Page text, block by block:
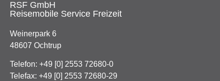
RSF GmbH
Reisemobile Service Freizeit
Weinerpark 6
48607 Ochtrup
Telefon: +49 [0] 2553 72680-0
Telefax: +49 [0] 2553 72680-29